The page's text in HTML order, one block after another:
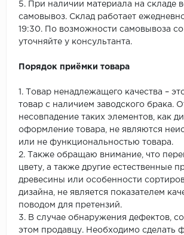
5. При наличии материала на складе
самовывоз. Склад работает
19:30. По возможности самовывоза
уточняйте у консультанта.
Порядок приёмки товара
1. Товар ненадлежащего качества –
товар с наличием заводского брака.
несовпадение таких элементов, как
оформление товара, не являются
или не функциональностью товара.
2. Также обращаю внимание, что
цвету, а также другие естественные
древесины или особенности
дизайна, не является показателем
поводом для претензий.
3. В случае обнаружения дефектов,
этом продавцу. Необходимо сделать